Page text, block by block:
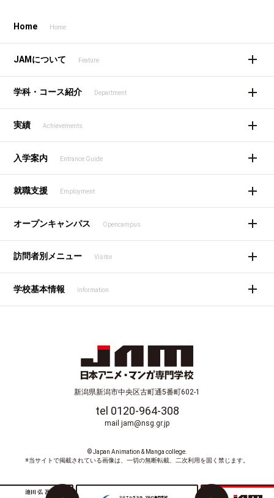
Home Home
JAMについて Feature
学科・コース紹介 Department
実績 Achievements
入学案内 Entrance Guide
就職支援 Employment
オープンキャンパス Opencampus
訪問者別メニュー Visitor
学校基本情報 Information
新潟県新潟市中央区古町通5番町602-1
tel 0120-964-308
mail jam@nsg.gr.jp
© Japan Animation & Manga college.
※当サイトで掲載されている画像は、一切の無断転載、二次利用を固く禁じます。